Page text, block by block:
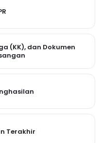
(KK), dan Dokumen
Terakhir